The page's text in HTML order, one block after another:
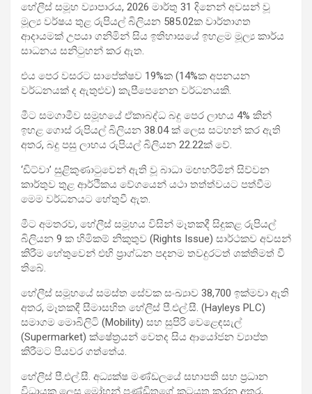
හේලීස් සමූහ ව්‍යාපාරය, 2026 මාර්තු 31 දිනෙන් අවසන් වූ
මූල්‍ය වර්ෂය තුළ රුපියල් බිලියන 585.02ක වාර්තාගත
ආදායමක් උපයා ගනිමින් සිය ඉතිහාසයේ ඉහළම මූල්‍ය කාර්ය
සාධනය සනිටුහන් කර ඇත.
එය පෙර වසරට සාපේක්ෂව 19%ක (14%ක අපනයන
වර්ධනයක් ද ඇතුළුව) කැපීපෙනෙන වර්ධනයකි.
මීට සමගාමීව සමූහයේ ඒකාබද්ධ බදු පෙර ලාභය 4% කින්
ඉහළ ගොස් රුපියල් බිලියන 38.04 ක් ලෙස සටහන් කර ඇති
අතර, බදු පසු ලාභය රුපියල් බිලියන 22.22ක් වේ.
‘ඩිට්වා’ සුළිකුණාටුවෙන් ඇති වූ බාධා මඟහරිමින් සිව්වන
කාර්තුව තුළ ආර්ථිකය වේගයෙන් යථා තත්ත්වයට පත්වීම
මෙම වර්ධනයට හේතුවී ඇත.
මීට අමතරව, හේලීස් සමූහය විසින් මෑතකදී සිදුකළ රුපියල්
බිලියන 9 ක හිමිකම් නිකුතුව (Rights Issue) සාර්ථකව අවසන්
කිරීම හේතුවෙන් එහි ප්‍රාග්ධන පදනම තවදුරටත් ශක්තිමත් වී
තිබේ.
හේලීස් සමූහයේ සමස්ත සේවක සංඛ්‍යාව 38,700 ඉක්මවා ඇති
අතර, මෑතකදී සීමාසහිත හේලීස් පී.එල්.සී. (Hayleys PLC)
සමාගම මොබිලිටි (Mobility) සහ සුපිරි වෙළෙඳසැල්
(Supermarket) ක්ෂේත්‍රයන් වෙතද සිය ආයෝජන ව්‍යාප්ත
කිරීමට පියවර ගත්තේය.
හේලීස් පී.එල්.සී. අධ්‍යක්ෂ මණ්ඩලයේ සභාපති සහ ප්‍රධාන